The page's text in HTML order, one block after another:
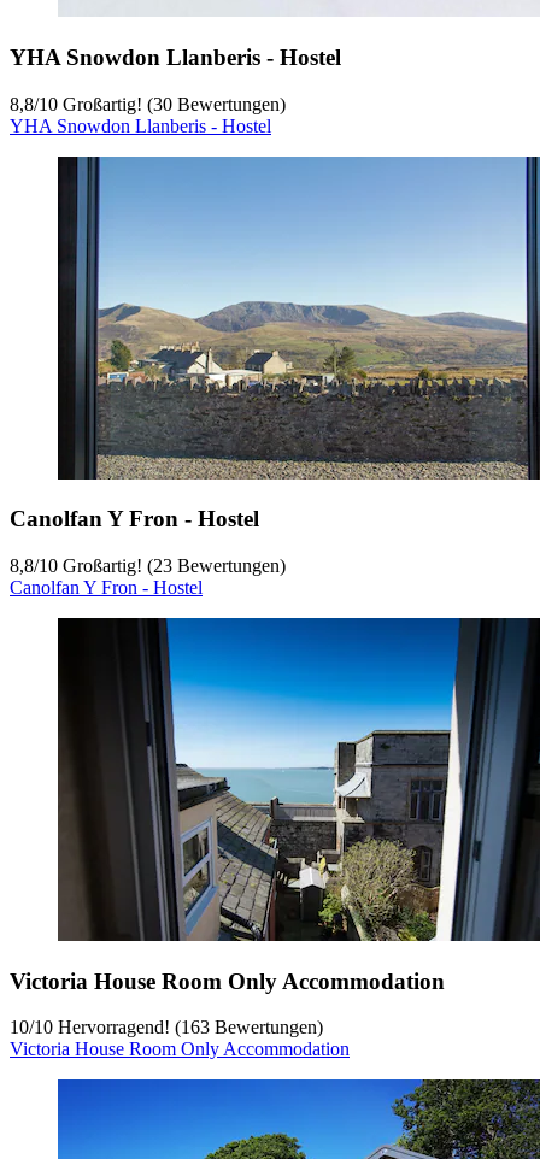
YHA Snowdon Llanberis - Hostel
8,8/10 Großartig! (30 Bewertungen)
YHA Snowdon Llanberis - Hostel
Canolfan Y Fron - Hostel
8,8/10 Großartig! (23 Bewertungen)
Canolfan Y Fron - Hostel
Victoria House Room Only Accommodation
10/10 Hervorragend! (163 Bewertungen)
Victoria House Room Only Accommodation